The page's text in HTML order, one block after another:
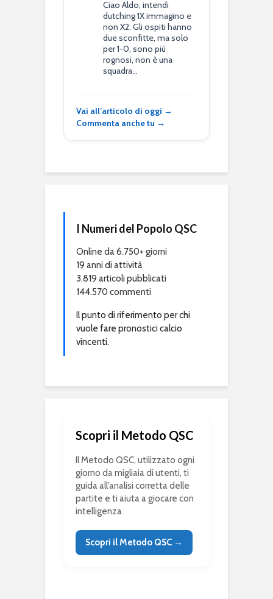
Ciao Aldo, intendi
dutching 1X immagino e
non X2. Gli ospiti hanno
due sconfitte, ma solo
per 1-0, sono più
rognosi, non è una
squadra…
Vai all’articolo di oggi →
Commenta anche tu →
I Numeri del Popolo QSC
Online da 6.750+ giorni
19 anni di attività
3.819 articoli pubblicati
144.570 commenti
Il punto di riferimento per chi
vuole fare pronostici calcio
vincenti.
Scopri il Metodo QSC
Il Metodo QSC, utilizzato ogni
giorno da migliaia di utenti, ti
guida all’analisi corretta delle
partite e ti aiuta a giocare con
intelligenza
Scopri il Metodo QSC →